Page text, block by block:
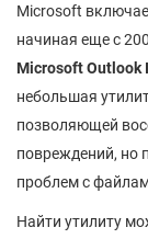
Microsoft
начиная еще с
Microsoft Outlook
небольшая
позволяющей
повреждений, но
проблем с
Найти утилиту